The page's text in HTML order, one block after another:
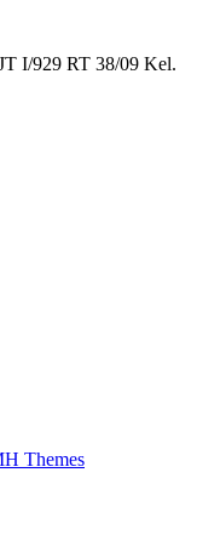
I/929 RT 38/09 Kel.
Themes